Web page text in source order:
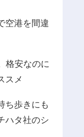
空港を間違
格安なのに
スメ
ち歩きにも
ハタ社のシ